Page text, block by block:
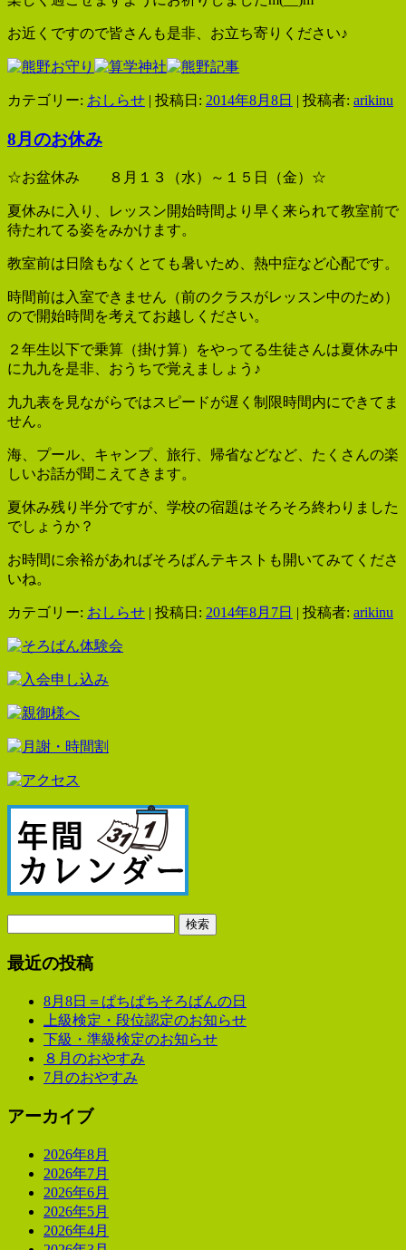
お近くですので皆さんも是非、お立ち寄りください♪
カテゴリー: おしらせ | 投稿日: 2014年8月8日 | 投稿者: arikinu
8月のお休み
☆お盆休み ８月１３（水）～１５日（金）☆
夏休みに入り、レッスン開始時間より早く来られて教室前で
待たれてる姿をみかけます。
教室前は日陰もなくとても暑いため、熱中症など心配です。
時間前は入室できません（前のクラスがレッスン中のため）
ので開始時間を考えてお越しください。
２年生以下で乗算（掛け算）をやってる生徒さんは夏休み中
に九九を是非、おうちで覚えましょう♪
九九表を見ながらではスピードが遅く制限時間内にできてま
せん。
海、プール、キャンプ、旅行、帰省などなど、たくさんの楽
しいお話が聞こえてきます。
夏休み残り半分ですが、学校の宿題はそろそろ終わりました
でしょうか？
お時間に余裕があればそろばんテキストも開いてみてくださ
いね。
カテゴリー: おしらせ | 投稿日: 2014年8月7日 | 投稿者: arikinu
最近の投稿
8月8日＝ぱちぱちそろばんの日
上級検定・段位認定のお知らせ
下級・準級検定のお知らせ
８月のおやすみ
7月のおやすみ
アーカイブ
2026年8月
2026年7月
2026年6月
2026年5月
2026年4月